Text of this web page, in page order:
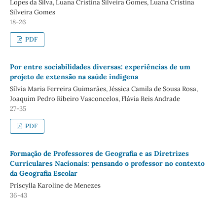
Lopes da Silva, Luana Cristina Silveira Gomes, Luana Cristina
Silveira Gomes
18-26
PDF
Por entre sociabilidades diversas: experiências de um
projeto de extensão na saúde indígena
Sílvia Maria Ferreira Guimarães, Jéssica Camila de Sousa Rosa,
Joaquim Pedro Ribeiro Vasconcelos, Flávia Reis Andrade
27-35
PDF
Formação de Professores de Geografia e as Diretrizes
Curriculares Nacionais: pensando o professor no contexto
da Geografia Escolar
Priscylla Karoline de Menezes
36-43